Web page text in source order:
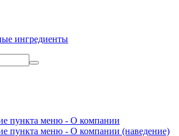
ингредиенты